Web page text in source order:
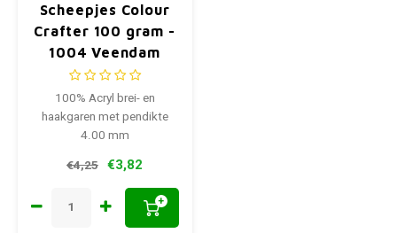
Scheepjes Colour
Crafter 100 gram -
1004 Veendam
100% Acryl brei- en
haakgaren met pendikte
4.00 mm
€4,25 €3,82
+